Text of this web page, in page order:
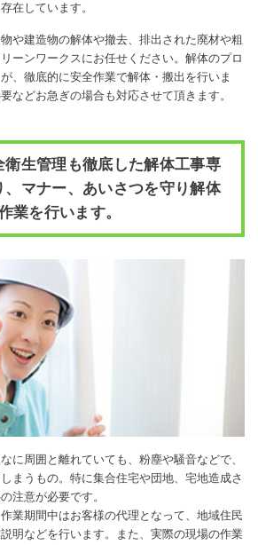
在しています。
や建造物の解体や撤去、排出された廃材や粗
ーンワークスにお任せください。解体のプロ
、徹底的に安全作業で解体・搬出を行いま
などお急ぎの場合も対応させて頂きます。
衛生管理も徹底した解体工事専
、マナー、あいさつを守り解体
業を行います。
に周囲と離れていても、粉塵や騒音などで、
まうもの。特に集合住宅や団地、宅地造成さ
注意が必要です。
業期間中はお客様の代理となって、地域住民
明などを行います。また、実際の現場の作業